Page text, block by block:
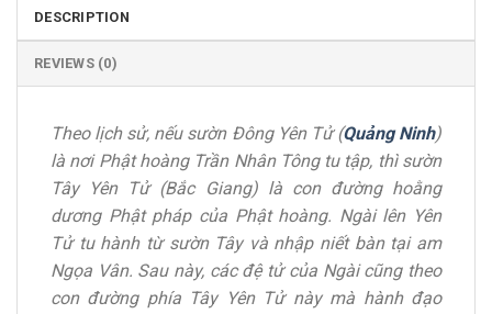
DESCRIPTION
REVIEWS (0)
Theo lịch sử, nếu sườn Đông Yên Tử (Quảng Ninh)
là nơi Phật hoàng Trần Nhân Tông tu tập, thì sườn
Tây Yên Tử (Bắc Giang) là con đường hoằng
dương Phật pháp của Phật hoàng. Ngài lên Yên
Tử tu hành từ sườn Tây và nhập niết bàn tại am
Ngọa Vân. Sau này, các đệ tử của Ngài cũng theo
con đường phía Tây Yên Tử này mà hành đạo